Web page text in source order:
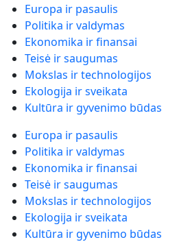
Europa ir pasaulis
Politika ir valdymas
Ekonomika ir finansai
Teisė ir saugumas
Mokslas ir technologijos
Ekologija ir sveikata
Kultūra ir gyvenimo būdas
Europa ir pasaulis
Politika ir valdymas
Ekonomika ir finansai
Teisė ir saugumas
Mokslas ir technologijos
Ekologija ir sveikata
Kultūra ir gyvenimo būdas